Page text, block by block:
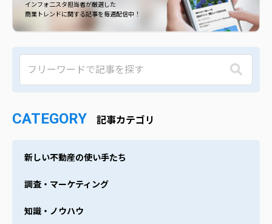
インフォ二スタ担当者が厳選した
商業トレンドに関する記事を毎週配信中！
CATEGORY 記事カテゴリ
新しい不動産の使い手たち
調査・マーケティング
知識・ノウハウ